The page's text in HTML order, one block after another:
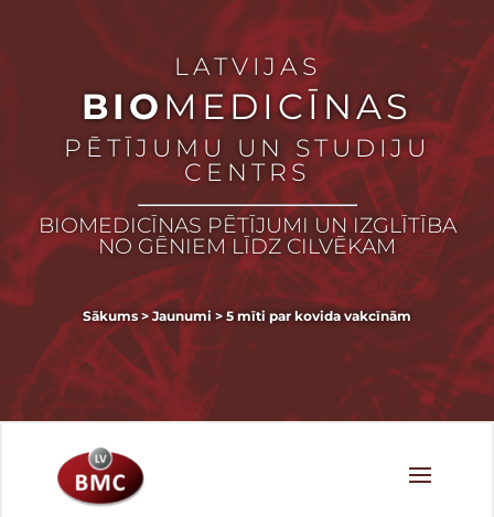
LATVIJAS
BIOMEDICĪNAS
PĒTĪJUMU UN STUDIJU
CENTRS
BIOMEDICĪNAS PĒTĪJUMI UN IZGLĪTĪBA
NO GĒNIEM LĪDZ CILVĒKAM
Sākums>Jaunumi > 5 mīti par kovida vakcīnām